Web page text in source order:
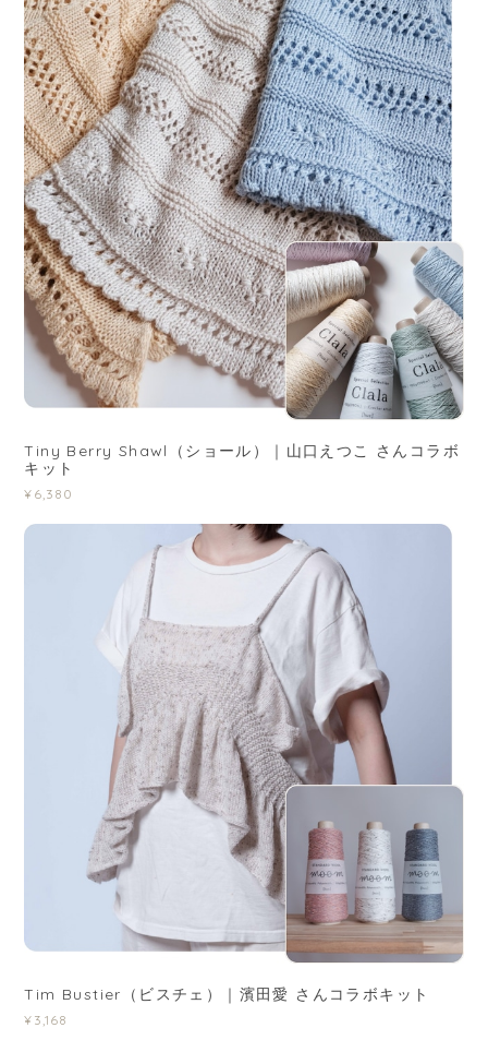
Tiny Berry Shawl（ショール）｜山口えつこ さんコラボ
キット
¥6,380
Tim Bustier（ビスチェ）｜濱田愛 さんコラボキット
¥3,168